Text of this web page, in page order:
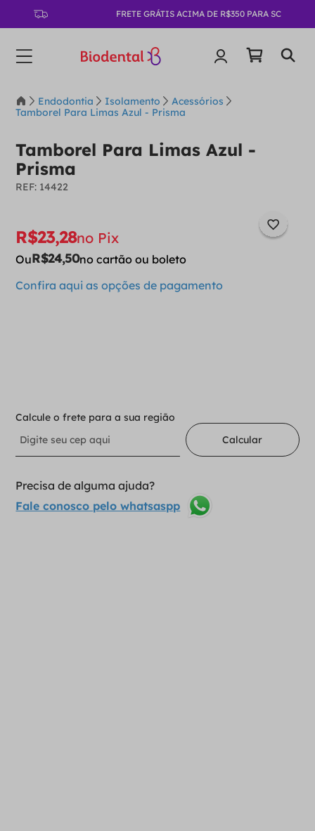
FRETE GRÁTIS ACIMA DE R$350 PARA SC
Endodontia Isolamento
Acessórios
Tamborel Para Limas Azul - Prisma
Tamborel Para Limas Azul -
Prisma
: 14422
R$23,28no Pix
OuR$24,50no cartão ou boleto
Confira aqui as opções de pagamento
Calcule o frete para a sua região
Calcular
Precisa de alguma ajuda?
Fale conosco pelo whatsaspp